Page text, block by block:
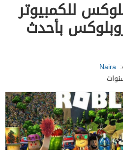
للكمبيوتر
بأحدث
Naira